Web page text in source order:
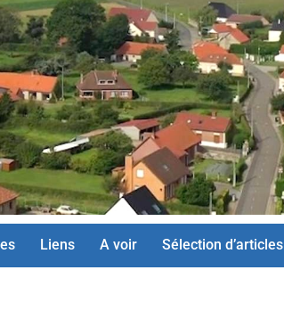
Liens A voir Sélection d’articles